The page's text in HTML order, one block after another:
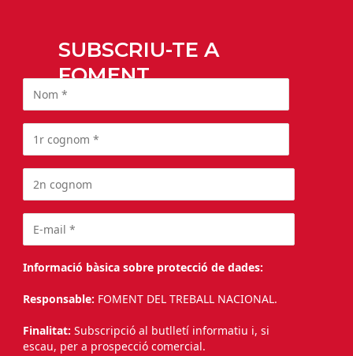
SUBSCRIU-TE A
FOMENT
Informació bàsica sobre protecció de dades:
Responsable: FOMENT DEL TREBALL NACIONAL.
Finalitat: Subscripció al butlletí informatiu i, si
escau, per a prospecció comercial.